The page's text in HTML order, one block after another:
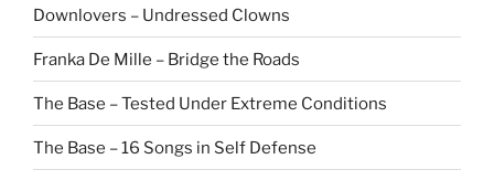
Downlovers – Undressed Clowns
Franka De Mille – Bridge the Roads
The Base – Tested Under Extreme Conditions
The Base – 16 Songs in Self Defense